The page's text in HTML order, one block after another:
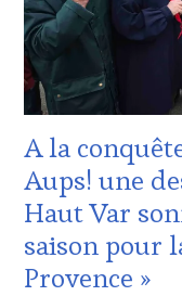
VAR,
VIGNOBLES
WINE
TASTING
VOUCHER,
WINE
TOURISM
FAME,
WINE
TOURISM
TOUR,
TOURISM
WINE
TASTING
VAR
A la
Aups! une
Haut Var
saison pour
Provence »